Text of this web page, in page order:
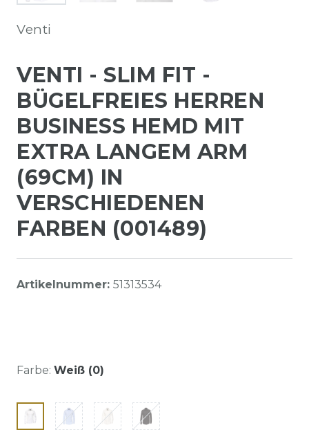
Venti
VENTI - SLIM FIT -
BÜGELFREIES HERREN
BUSINESS HEMD MIT
EXTRA LANGEM ARM
(69CM) IN
VERSCHIEDENEN
FARBEN (001489)
Artikelnummer: 51313534
Farbe: Weiß (0)